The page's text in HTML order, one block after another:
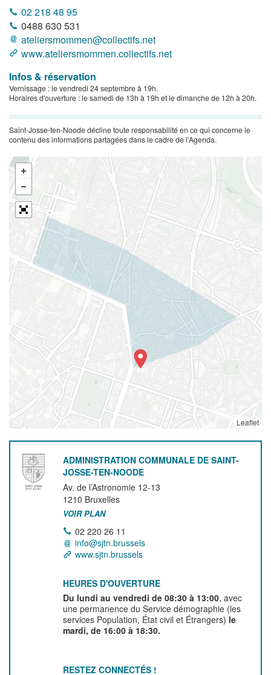
02 218 48 95
0488 630 531
ateliersmommen@collectifs.net
www.ateliersmommen.collectifs.net
Infos & réservation
Vernissage : le vendredi 24 septembre à 19h.
Horaires d'ouverture : le samedi de 13h à 19h et le dimanche de 12h à 20h.
Saint-Josse-ten-Noode décline toute responsabilité en ce qui concerne le
contenu des informations partagées dans le cadre de l’Agenda.
Leaflet
ADMINISTRATION COMMUNALE DE SAINT-
JOSSE-TEN-NOODE
Av. de l’Astronomie 12-13
1210 Bruxelles
VOIR PLAN
02 220 26 11
info@sjtn.brussels
www.sjtn.brussels
HEURES D'OUVERTURE
Du lundi au vendredi de 08:30 à 13:00, avec
une permanence du Service démographie (les
services Population, État civil et Étrangers) le
mardi, de 16:00 à 18:30.
RESTEZ CONNECTÉS !